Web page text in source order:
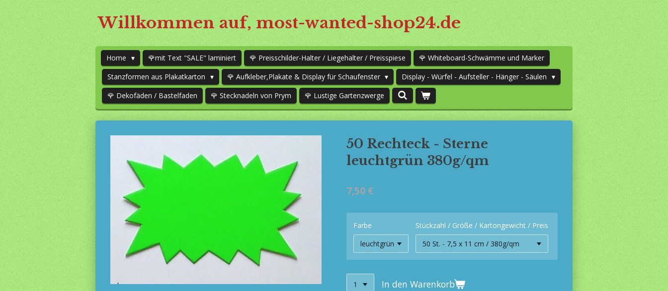
Willkommen auf, most-wanted-shop24.de
Home 🌹mit Text "SALE" laminiert 🌹 Preisschilder-Halter / Liegehalter / Preisspiese
🌹 Whiteboard-Schwämme und Marker
Stanzformen aus Plakatkarton
🌹 Aufkleber,Plakate & Display für Schaufenster
Display - Würfel - Aufsteller - Hänger - Säulen
🌹 Dekofäden / Bastelfaden
🌹 Stecknadeln von Prym 🌹 Lustige Gartenzwerge
50 Rechteck - Sterne
leuchtgrün 380g/qm
7,50 €
Farbe Stückzahl / Größe / Kartongewicht / Preis
In den Warenkorb